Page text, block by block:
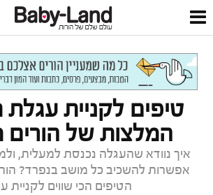
מדריכי קנייה
טיפים לקניית עגלת
המלצות של הורים
איך נוודא שהעגלה נכנסת למעלית,
אפשרות להשכיב כל מושב בנפרד?
הטיפים הכי שווים לקניית